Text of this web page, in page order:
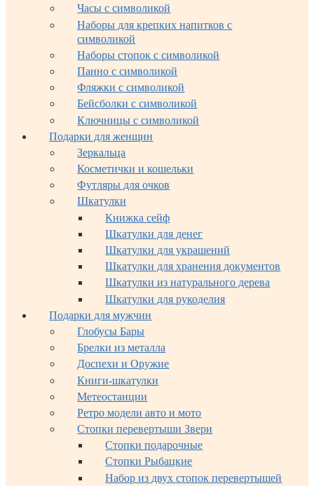
Часы с символикой
Наборы для крепких напитков с
символикой
Наборы стопок с символикой
Панно с символикой
Фляжки с символикой
Бейсболки с символикой
Ключницы с символикой
Подарки для женщин
Зеркальца
Косметички и кошельки
Футляры для очков
Шкатулки
Книжка сейф
Шкатулки для денег
Шкатулки для украшений
Шкатулки для хранения документов
Шкатулки из натурального дерева
Шкатулки для рукоделия
Подарки для мужчин
Глобусы Бары
Брелки из металла
Доспехи и Оружие
Книги-шкатулки
Метеостанции
Ретро модели авто и мото
Стопки перевертыши Звери
Стопки подарочные
Стопки Рыбацкие
Набор из двух стопок перевертышей